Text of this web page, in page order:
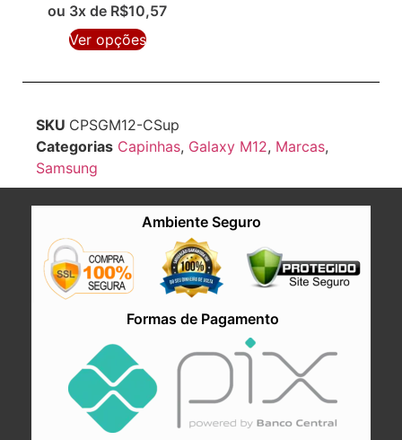
ou 3x de R$10,57
Ver opções
SKU CPSGM12-CSup
Categorias Capinhas, Galaxy M12, Marcas,
Samsung
Ambiente Seguro
Formas de Pagamento